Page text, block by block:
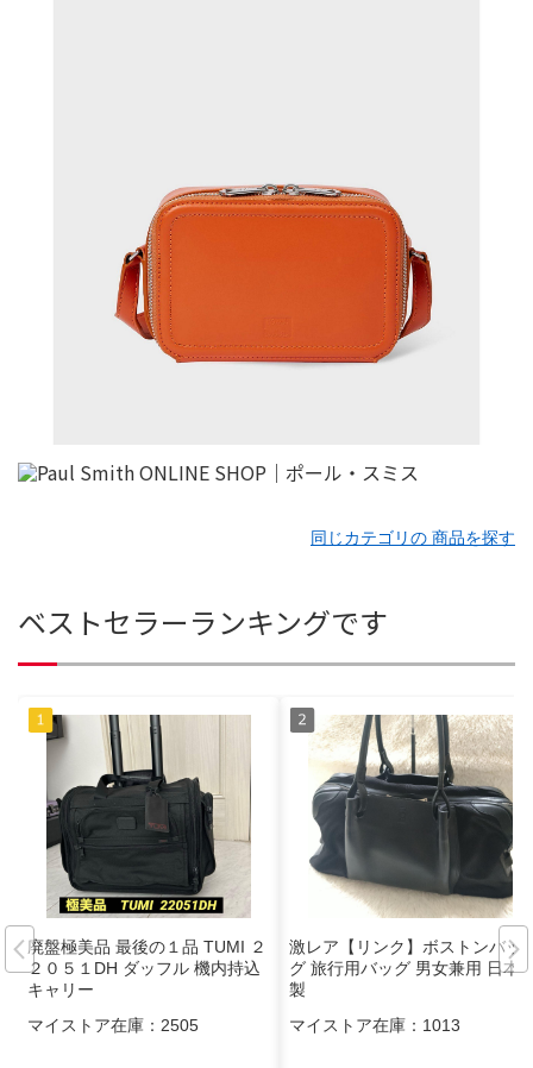
同じカテゴリの 商品を探す
ベストセラーランキングです
廃盤極美品 最後の１品 TUMI ２
２０５１DH ダッフル 機内持込
キャリー
マイストア在庫： 2505
激レア【リンク】ボストンバッ
グ 旅行用バッグ 男女兼用 日本
製
マイストア在庫： 1013